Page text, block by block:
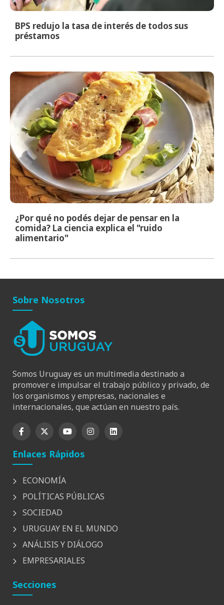
BPS redujo la tasa de interés de todos sus
préstamos
¿Por qué no podés dejar de pensar en la
comida? La ciencia explica el "ruido
alimentario"
Sobre Nosotros
Somos Uruguay es un multimedia destinado a
promover e impulsar el trabajo público y privado, de
los organismos y empresas, nacionales e
internacionales, que actúan en nuestro país.
Enlaces Rápidos
ECONOMÍA
POLÍTICAS PÚBLICAS
SOCIEDAD
URUGUAY EN EL MUNDO
ANÁLISIS Y DIÁLOGO
EMPRESARIALES
Secciones